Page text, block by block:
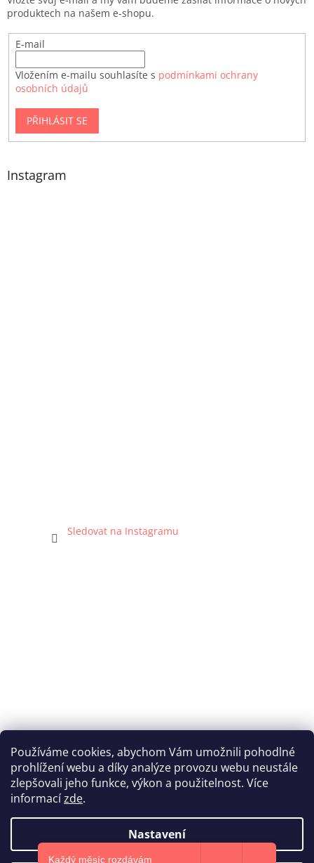
Používáme cookies, abychom Vám umožnili pohodlné
prohlížení webu a díky analýze provozu webu neustále
zlepšovali jeho funkce, výkon a použitelnost. Více
informacízde.
Nastavení
produktech na našem e-shopu.
E-mail
Vložením e-mailu souhlasíte s podmínkami ochrany
osobních údajů
PŘIHLÁSIT SE
Instagram
Sledovat na Instagramu
Katka Hromasová Foto
Vytvořil Shoptet
Každý měsíc rozdávám